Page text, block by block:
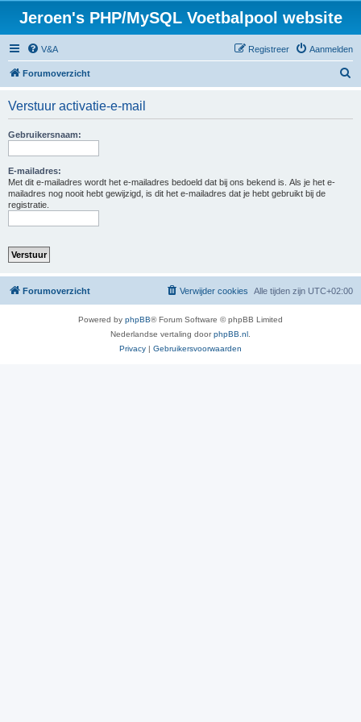
Jeroen's PHP/MySQL Voetbalpool website
V&A Aanmelden
Registreer
Forumoverzicht
Verstuur activatie-e-mail
Gebruikersnaam:
E-mailadres:
Met dit e-mailadres wordt het e-mailadres bedoeld dat bij ons bekend is. Als je het e-
mailadres nog nooit hebt gewijzigd, is dit het e-mailadres dat je hebt gebruikt bij de
registratie.
Forumoverzicht Alle tijden zijn UTC+02:00
Verwijder cookies
Powered by phpBB® Forum Software © phpBB Limited
Nederlandse vertaling doorphpBB.nl
Privacy | Gebruikersvoorwaarden